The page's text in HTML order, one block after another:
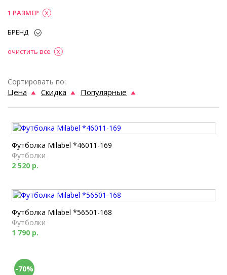
1 РАЗМЕР
БРЕНД
очистить все
Сортировать по:
Цена Скидка Популярные
Футболка Milabel *46011-169
Футболки
2 520 р.
Футболка Milabel *56501-168
Футболки
1 790 р.
-70%